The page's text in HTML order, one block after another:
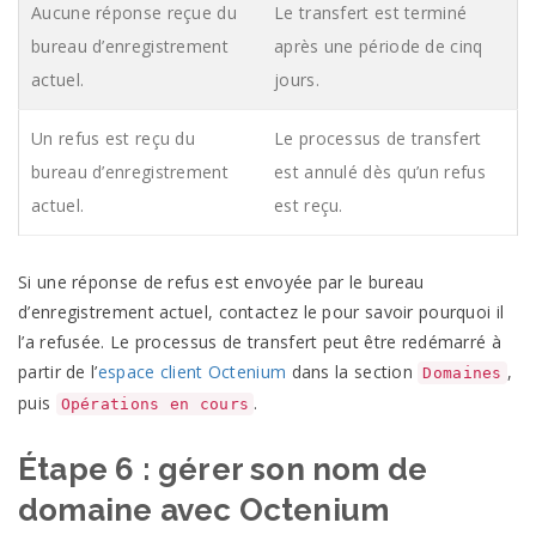
Aucune réponse reçue du
bureau d’enregistrement
actuel.
Le transfert est terminé
après une période de cinq
jours.
Un refus est reçu du
bureau d’enregistrement
actuel.
Le processus de transfert
est annulé dès qu’un refus
est reçu.
Si une réponse de refus est envoyée par le bureau
d’enregistrement actuel, contactez le pour savoir pourquoi il
l’a refusée. Le processus de transfert peut être redémarré à
partir de l’espace client Octenium dans la section Domaines ,
puis
Opérations en cours .
Étape 6 : gérer son nom de
domaine avec Octenium